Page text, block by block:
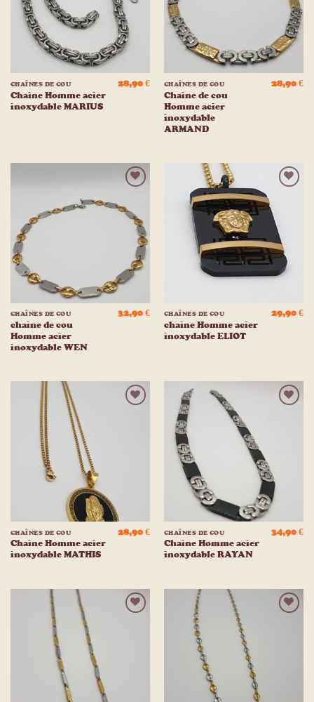
CHAÎNES DE COU
Chaine Homme acier
inoxydable MARIUS
28,90€ CHAÎNES DE COU
Chaine de cou
Homme acier
inoxydable
ARMAND
28,90€
à la
liste
d’envies
CHAÎNES DE COU
chaine de cou
Homme acier
inoxydable WEN
32,90€
Ajouter
liste
d’envies
CHAÎNES DE COU
chaine Homme acier
inoxydable ELIOT
29,90€
CHAÎNES DE COU
Chaine Homme acier
inoxydable MATHIS
28,90€ CHAÎNES DE COU
Chaine Homme acier
inoxydable RAYAN
34,90€